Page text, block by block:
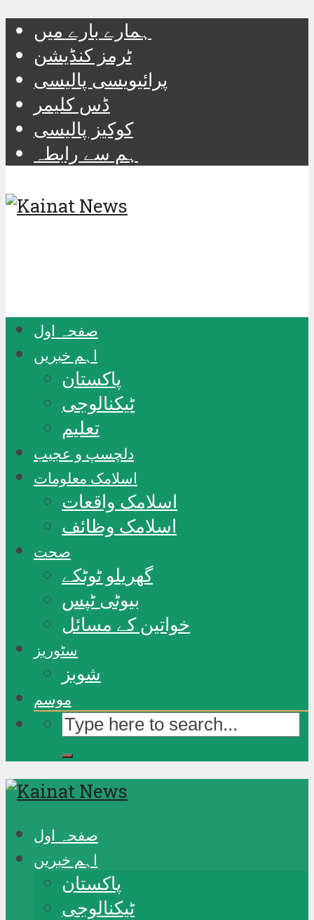
ہمارے بارے میں
ٹرمز کنڈیشن
پرائیویسی پالیسی
ڈس کلیمر
کوکیز پالیسی
ہم سے رابطہ
صفحہ اول
اہم خبریں
پاکستان
ٹیکنالوجی
تعلیم
دلچسپ و عجیب
اسلامک معلومات
اسلامک واقعات
اسلامک وظائف
صحت
گھریلو ٹوٹکے
بیوٹی ٹپس
خواتین کے مسائل
سٹوریز
شوبز
موسم
صفحہ اول
اہم خبریں
پاکستان
ٹیکنالوجی